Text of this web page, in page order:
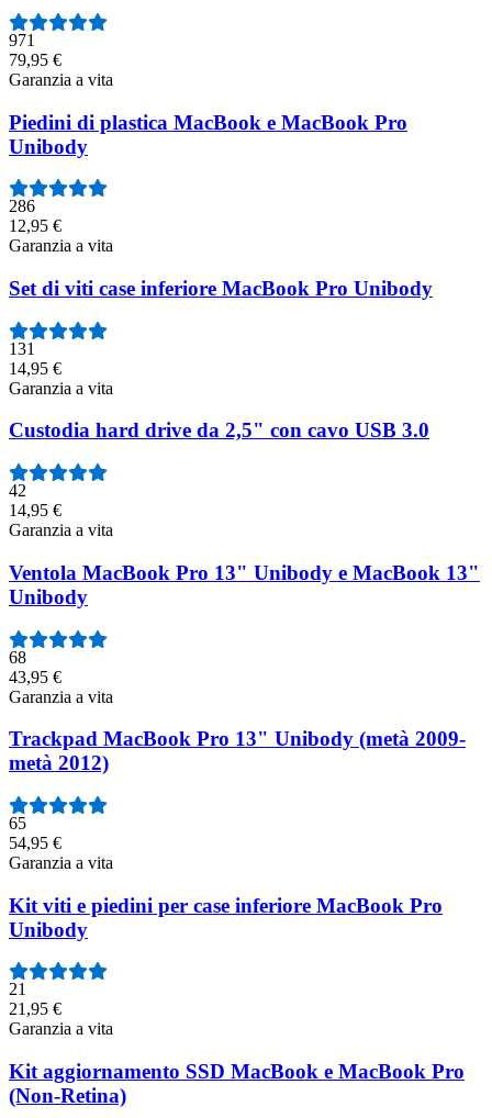
971
79,95 €
Garanzia a vita
Piedini di plastica MacBook e MacBook Pro
Unibody
286
12,95 €
Garanzia a vita
Set di viti case inferiore MacBook Pro Unibody
131
14,95 €
Garanzia a vita
Custodia hard drive da 2,5" con cavo USB 3.0
42
14,95 €
Garanzia a vita
Ventola MacBook Pro 13" Unibody e MacBook 13"
Unibody
68
43,95 €
Garanzia a vita
Trackpad MacBook Pro 13" Unibody (metà 2009-
metà 2012)
65
54,95 €
Garanzia a vita
Kit viti e piedini per case inferiore MacBook Pro
Unibody
21
21,95 €
Garanzia a vita
Kit aggiornamento SSD MacBook e MacBook Pro
(Non-Retina)